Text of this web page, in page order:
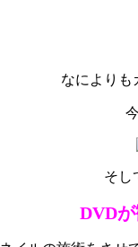
なにより
そし
DVD